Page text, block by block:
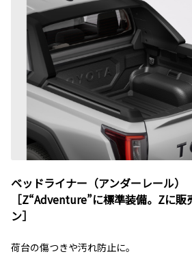
ベッドライナー（アンダーレール）
［Z“Adventure”に標準装備。Zに販
ン］
荷台の傷つきや汚れ防止に。